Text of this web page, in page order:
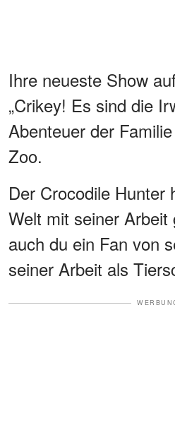
Ihre neueste Show
„Crikey! Es sind die
Abenteuer der
Zoo.
Der Crocodile Hunter
Welt mit seiner Arbeit
auch du ein Fan von
seiner Arbeit als